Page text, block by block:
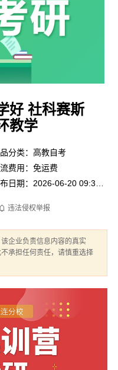
好 社科赛斯
教学
分类：高教自考
费用：免运费
违法侵权举报
企业负责信息内容的真实
承担任何责任，请慎重选择